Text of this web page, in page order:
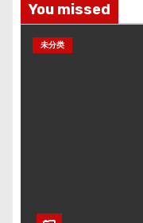
You missed
未分类